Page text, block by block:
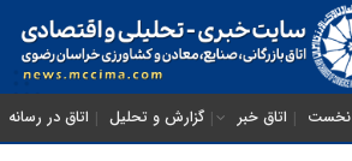
اتاق خبر گزارش و تحلیل اتاق در رسانه